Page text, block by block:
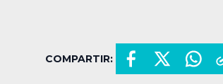
COMPARTIR: